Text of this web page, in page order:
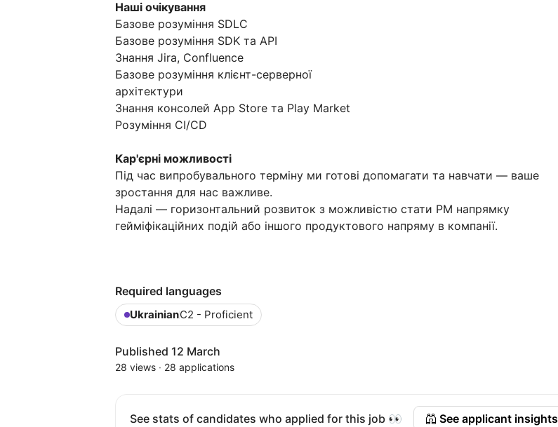
Наші очікування
Базове розуміння SDLC
Базове розуміння SDK та API
Знання Jira, Confluence
Базове розуміння клієнт-серверної
архітектури
Знання консолей App Store та Play Market
Розуміння CI/CD
Кaр'єрні можливості
Під час випробувального терміну ми готові допомагати та навчати — ваше
зростання для нас важливе.
Надалі — горизонтальний розвиток з можливістю стати PM напрямку
гейміфікаційних подій або іншого продуктового напряму в компанії.
Required languages
UkrainianC2 - Proficient
Published 12 March
28 views · 28 applications
See stats of candidates who applied for this job 👀 See applicant insights